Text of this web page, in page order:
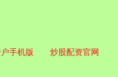
手机版 炒股配资官网